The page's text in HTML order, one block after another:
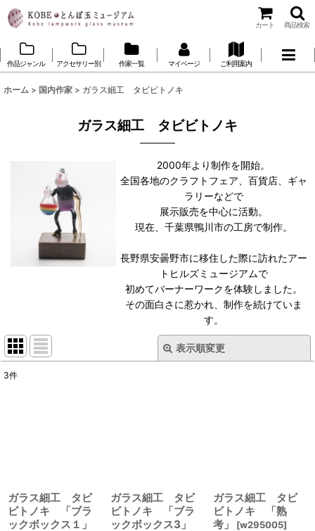
カート 商品検索
作品ジャンル アクセサリー別 作家一覧 マイページ ご利用案内
ホーム > 国内作家 > ガラス細工 タビビトノキ
ガラス細工 タビビトノキ
2000年より制作を開始。
全国各地のクラフトフェア、百貨店、ギャ
ラリーなどで
展示販売を中心に活動。
現在、千葉県鴨川市の工房で制作。
長野県安曇野市に移住した際に訪れたアー
トヒルズミュージアムで
初めてバーナーワークを体験しました。
その面白さに惹かれ、制作を続けていま
す。
表示順変更
3件
ガラス細工 タビ
ビトノキ 「ブラ
ックボックス１」
ガラス細工 タビ
ビトノキ 「ブラ
ックボックス3」
ガラス細工 タビ
ビトノキ 「熟
考」
[w295005]